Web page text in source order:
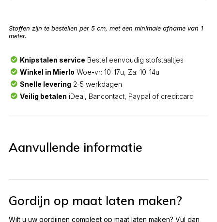
Stoffen zijn te bestellen per 5 cm, met een minimale afname van 1
meter.
Knipstalen service Bestel eenvoudig stofstaaltjes
Winkel in Mierlo Woe-vr: 10-17u, Za: 10-14u
Snelle levering 2-5 werkdagen
Veilig betalen iDeal, Bancontact, Paypal of creditcard
Aanvullende informatie
Gordijn op maat laten maken?
Wilt u uw gordijnen compleet op maat laten maken? Vul dan